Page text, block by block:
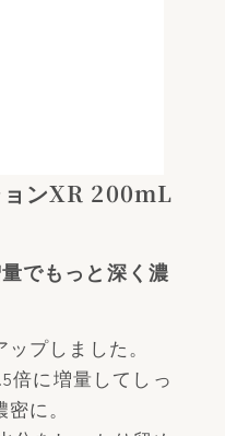
ョンXR 200mL
でもっと深く濃
プしました。
倍に増量してしっ
に。